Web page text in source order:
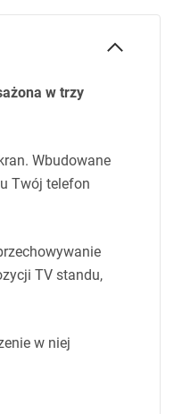
w trzy
Wbudowane
Twój telefon
TV standu,
w niej